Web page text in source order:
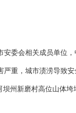
委会相关成员单位，
，城市渍涝导致安
坝州新磨村高位山体